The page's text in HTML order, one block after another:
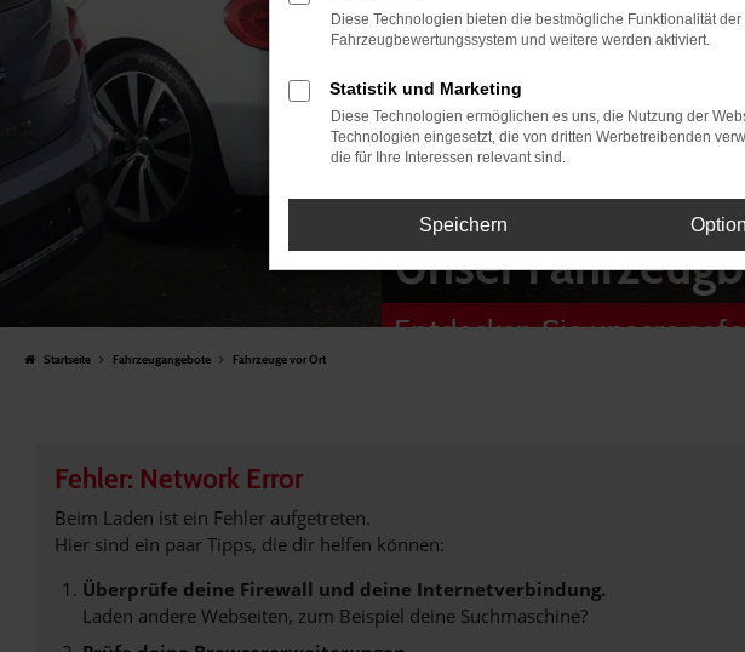
Unser
Entdecken Sie unsere
Startseite Fahrzeugangebote Fahrzeuge vor Ort
Fehler: Network Error
Beim Laden ist ein Fehler aufgetreten.
Hier sind ein paar Tipps, die dir helfen können:
Überprüfe deine Firewall und deine Internetverbindung.
Laden andere Webseiten, zum Beispiel deine Suchmaschine?
Diese Technologien bieten die bestmögliche Funktionalität
Fahrzeugbewertungssystem und weitere werden aktiviert.
Statistik und Marketing
Diese Technologien ermöglichen es uns, die Nutzung der
Technologien eingesetzt, die von dritten Werbetreibenden
die für Ihre Interessen relevant sind.
Speichern